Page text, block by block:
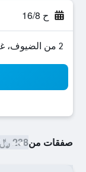
ح 16/8
2 من الضيوف، غرفة واحدة
صفقات من238 ﷼